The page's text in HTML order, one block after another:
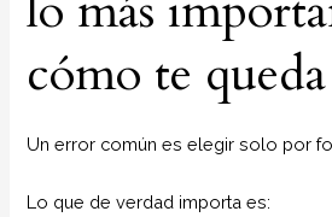
cómo te queda
Un error común es elegir solo por
Lo que de verdad importa es: